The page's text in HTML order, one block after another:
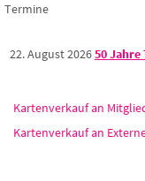
Termine
22. August 202650 Jahre
Kartenverkauf an
Kartenverkauf an